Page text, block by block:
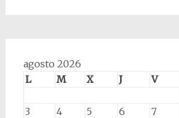
agosto 2026
L
M X J V
3
4 5 6 7